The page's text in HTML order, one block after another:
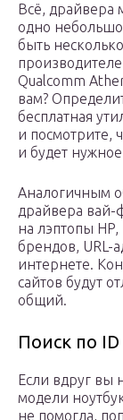
Всё, драйвера
одно
быть
Qualcomm
вам?
бесплатная
и посмотрите,
и будет
Аналогичным
драйвера вай-
на лэптопы HP,
брендов, URL-
интернете.
сайтов будут
общий.
Поиск по ID
Если вдруг вы
модели
не помогла,